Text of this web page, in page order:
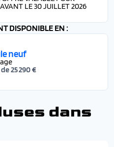
LE 30 JUILLET 2026
DISPONIBLE EN :
neuf
25 290 €
dans